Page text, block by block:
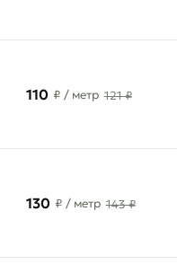
110 ₽ / метр 121 ₽
130 ₽ / метр 143 ₽